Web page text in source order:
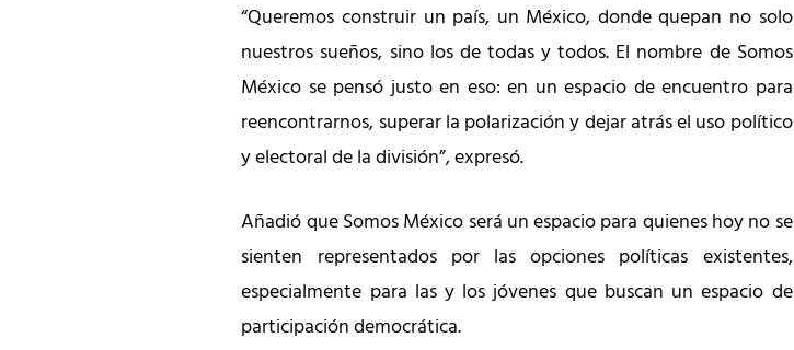
“Queremos construir un país, un México, donde quepan no solo
nuestros sueños, sino los de todas y todos. El nombre de Somos
México se pensó justo en eso: en un espacio de encuentro para
reencontrarnos, superar la polarización y dejar atrás el uso político
y electoral de la división”, expresó.
Añadió que Somos México será un espacio para quienes hoy no se
sienten representados por las opciones políticas existentes,
especialmente para las y los jóvenes que buscan un espacio de
participación democrática.